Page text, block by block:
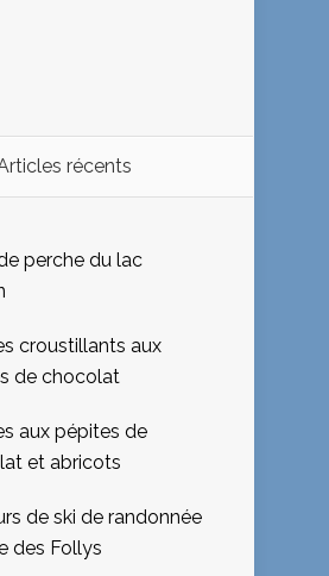
récents
perche du lac
croustillants aux
de chocolat
aux pépites de
et abricots
de ski de randonnée
des Follys